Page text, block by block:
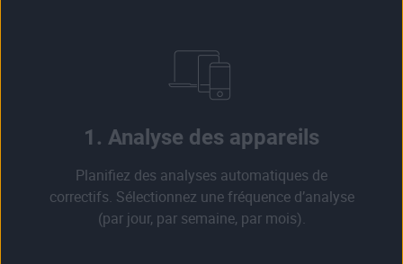
1. Analyse des appareils
Planifiez des analyses automatiques de
correctifs. Sélectionnez une fréquence d’analyse
(par jour, par semaine, par mois).